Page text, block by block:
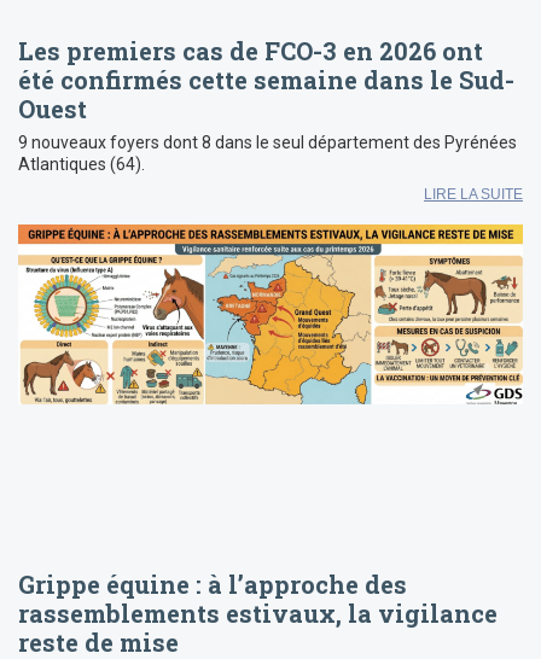
Les premiers cas de FCO-3 en 2026 ont
été confirmés cette semaine dans le Sud-
Ouest
9 nouveaux foyers dont 8 dans le seul département des Pyrénées
Atlantiques (64).
LIRE LA SUITE
Grippe équine : à l’approche des
rassemblements estivaux, la vigilance
reste de mise